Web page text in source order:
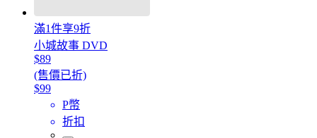
滿1件享9折
小城故事 DVD
$89
(售價已折)
$99
P幣
折扣